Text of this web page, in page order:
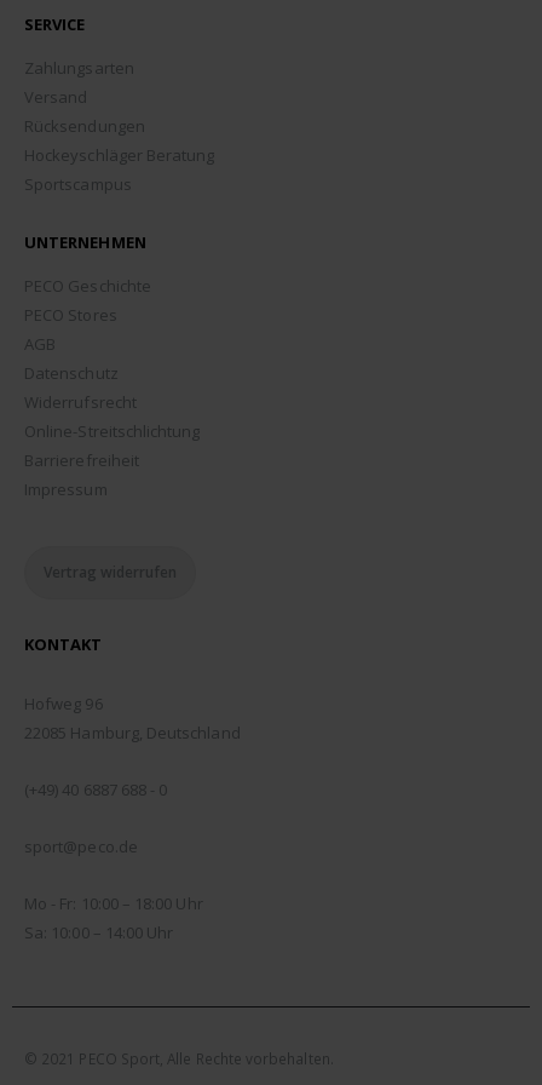
SERVICE
Zahlungsarten
Versand
Rücksendungen
Hockeyschläger Beratung
Sportscampus
UNTERNEHMEN
PECO Geschichte
PECO Stores
AGB
Datenschutz
Widerrufsrecht
Online-Streitschlichtung
Barrierefreiheit
Impressum
Vertrag widerrufen
KONTAKT
Hofweg 96
22085 Hamburg, Deutschland
(+49) 40 6887 688 - 0
sport@peco.de
Mo - Fr: 10:00 – 18:00 Uhr
Sa: 10:00 – 14:00 Uhr
© 2021 PECO Sport, Alle Rechte vorbehalten.